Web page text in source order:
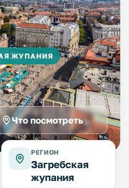
ЖУПАНИЯ
Что посмотреть
РЕГИОН
Загребская
жупания